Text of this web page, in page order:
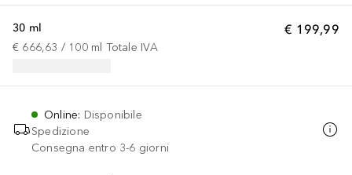
€ 199,99
30 ml
€ 666,63 / 100 ml Totale IVA
Online: Disponibile
Spedizione
Consegna entro 3-6 giorni